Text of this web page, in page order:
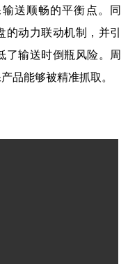
送顺畅的平衡点。同
动力联动机制，并引
了输送时倒瓶风险。周
品能够被精准抓取。